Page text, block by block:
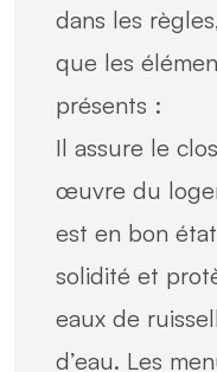
dans les
que les
présents :
Il assure le
œuvre du
est en bon
solidité et
eaux de
d’eau. Les